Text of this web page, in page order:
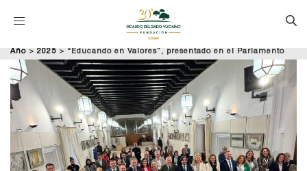
Año >2025 > “Educando en Valores”, presentado en el Parlamento
de Andalucía.